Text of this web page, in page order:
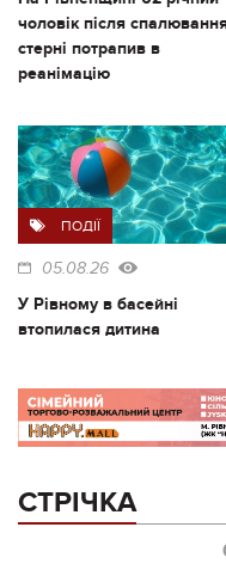
чоловік після
стерні потрапив в
реанімацію
ПОДІЇ
05.08.26
У Рівному в басейні
втопилася дитина
СТРІЧКА